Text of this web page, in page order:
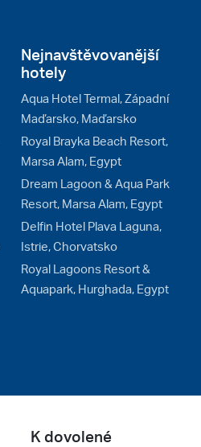
Nejnavštěvovanější
hotely
Aqua Hotel Termal, Západní
Maďarsko, Maďarsko
Royal Brayka Beach Resort,
Marsa Alam, Egypt
Dream Lagoon & Aqua Park
Resort, Marsa Alam, Egypt
Delfin Hotel Plava Laguna,
Istrie, Chorvatsko
Royal Lagoons Resort &
Aquapark, Hurghada, Egypt
K dovolené